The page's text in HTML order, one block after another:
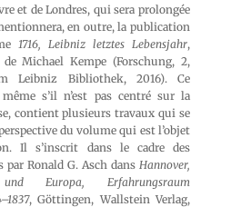
et de Londres, qui sera prolongée
en outre, la publication
1716, Leibniz letztes Lebensjahr,
Michael Kempe (Forschung, 2,
Leibniz Bibliothek, 2016). Ce
même s’il n’est pas centré sur la
contient plusieurs travaux qui se
du volume qui est l’objet
Il s’inscrit dans le cadre des
par Ronald G. Asch dans Hannover,
Europa, Erfahrungsraum
, Göttingen, Wallstein Verlag,